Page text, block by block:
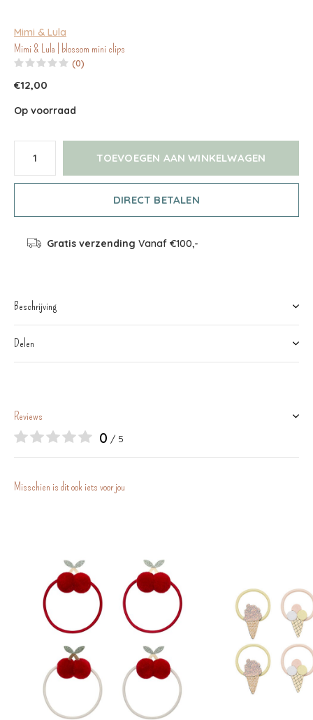
Mimi & Lula
Mimi & Lula | blossom mini clips
(0)
€12,00
Op voorraad
TOEVOEGEN AAN WINKELWAGEN
DIRECT BETALEN
Gratis verzending Vanaf €100,-
Beschrijving
Delen
Reviews
0 / 5
Misschien is dit ook iets voor jou